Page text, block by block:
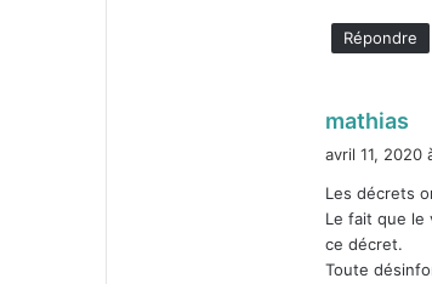
Répondre
mathias
:
avril 11, 2020
Les décrets
Le fait que le
ce décret.
Toute